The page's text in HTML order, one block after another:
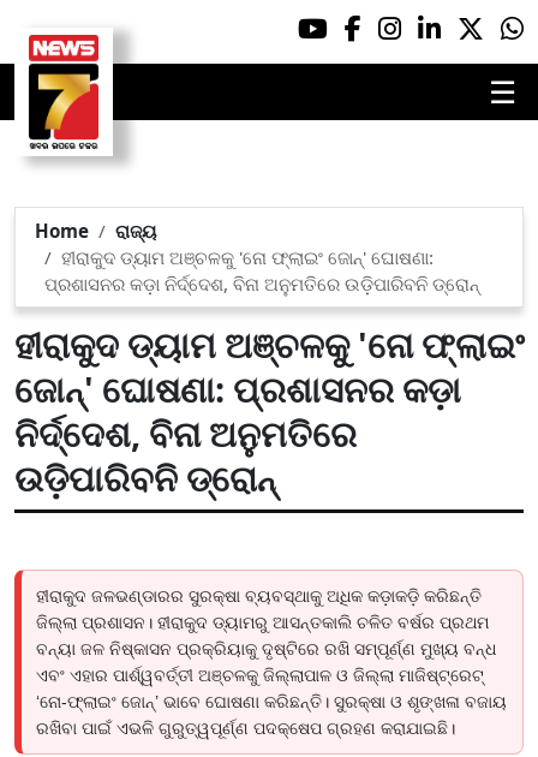
☰
Home
ରାଜ୍ୟ
ହୀରାକୁଦ ଡ୍ୟାମ ଅଞ୍ଚଳକୁ 'ନୋ ଫ୍ଲାଇଂ ଜୋନ୍' ଘୋଷଣା:
ପ୍ରଶାସନର କଡ଼ା ନିର୍ଦ୍ଦେଶ, ବିନା ଅନୁମତିରେ ଉଡ଼ିପାରିବନି ଡ୍ରୋନ୍
ହୀରାକୁଦ ଡ୍ୟାମ ଅଞ୍ଚଳକୁ 'ନୋ ଫ୍ଲାଇଂ
ଜୋନ୍' ଘୋଷଣା: ପ୍ରଶାସନର କଡ଼ା
ନିର୍ଦ୍ଦେଶ, ବିନା ଅନୁମତିରେ
ଉଡ଼ିପାରିବନି ଡ୍ରୋନ୍
ହୀରାକୁଦ ଜଳଭଣ୍ଡାରର ସୁରକ୍ଷା ବ୍ୟବସ୍ଥାକୁ ଅଧିକ କଡ଼ାକଡ଼ି କରିଛନ୍ତି
ଜିଲ୍ଲା ପ୍ରଶାସନ। ହୀରାକୁଦ ଡ୍ୟାମରୁ ଆସନ୍ତକାଲି ଚଳିତ ବର୍ଷର ପ୍ରଥମ
ବନ୍ୟା ଜଳ ନିଷ୍କାସନ ପ୍ରକ୍ରିୟାକୁ ଦୃଷ୍ଟିରେ ରଖି ସମ୍ପୂର୍ଣ୍ଣ ମୁଖ୍ୟ ବନ୍ଧ
ଏବଂ ଏହାର ପାର୍ଶ୍ୱବର୍ତ୍ତୀ ଅଞ୍ଚଳକୁ ଜିଲ୍ଲାପାଳ ଓ ଜିଲ୍ଲା ମାଜିଷ୍ଟ୍ରେଟ୍
‘ନୋ-ଫ୍ଲାଇଂ ଜୋନ୍’ ଭାବେ ଘୋଷଣା କରିଛନ୍ତି। ସୁରକ୍ଷା ଓ ଶୃଙ୍ଖଳା ବଜାୟ
ରଖିବା ପାଇଁ ଏଭଳି ଗୁରୁତ୍ୱପୂର୍ଣ୍ଣ ପଦକ୍ଷେପ ଗ୍ରହଣ କରାଯାଇଛି।